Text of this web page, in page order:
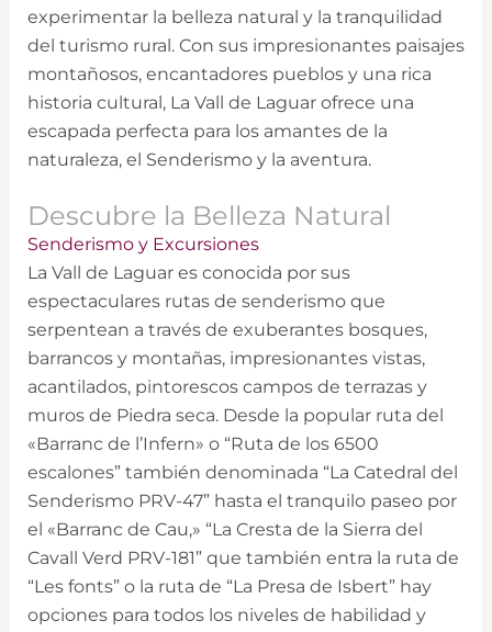
experimentar la belleza natural y la tranquilidad
del turismo rural. Con sus impresionantes paisajes
montañosos, encantadores pueblos y una rica
historia cultural, La Vall de Laguar ofrece una
escapada perfecta para los amantes de la
naturaleza, el Senderismo y la aventura.
Descubre la Belleza Natural
Senderismo y Excursiones
La Vall de Laguar es conocida por sus
espectaculares rutas de senderismo que
serpentean a través de exuberantes bosques,
barrancos y montañas, impresionantes vistas,
acantilados, pintorescos campos de terrazas y
muros de Piedra seca. Desde la popular ruta del
«Barranc de l’Infern» o “Ruta de los 6500
escalones” también denominada “La Catedral del
Senderismo PRV-47” hasta el tranquilo paseo por
el «Barranc de Cau,» “La Cresta de la Sierra del
Cavall Verd PRV-181” que también entra la ruta de
“Les fonts” o la ruta de “La Presa de Isbert” hay
opciones para todos los niveles de habilidad y